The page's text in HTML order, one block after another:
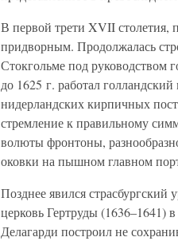
В первой трети XVII столетия,
придворным. Продолжалась
Стокгольме под руководством
до 1625 г. работал
нидерландских кирпичных
стремление к правильному
волюты фронтоны,
оковки на пышном главном
Позднее явился
церковь Гертруды (1636–1641)
Делагарди построил не